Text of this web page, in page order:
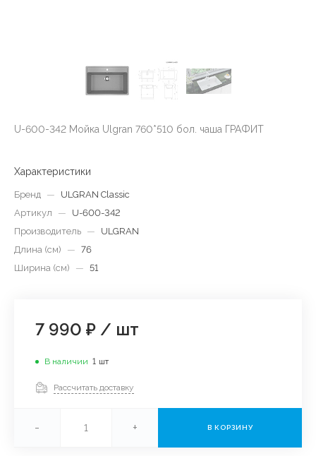
U-600-342 Мойка Ulgran 760*510 бол. чаша ГРАФИТ
Характеристики
Бренд —
ULGRAN Classic
Артикул
—
U-600-342
Производитель —
ULGRAN
Длина (см)
— 76
Ширина (см)
— 51
7 990 ₽ / шт
В наличии 1 шт
Рассчитать доставку
- + В КОРЗИНУ